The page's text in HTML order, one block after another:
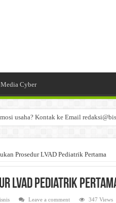
Cyber
usaha? Kontak ke Email
Prosedur LVAD Pediatrik Pertama
LVAD Pediatrik
Leave a comment 347 Views